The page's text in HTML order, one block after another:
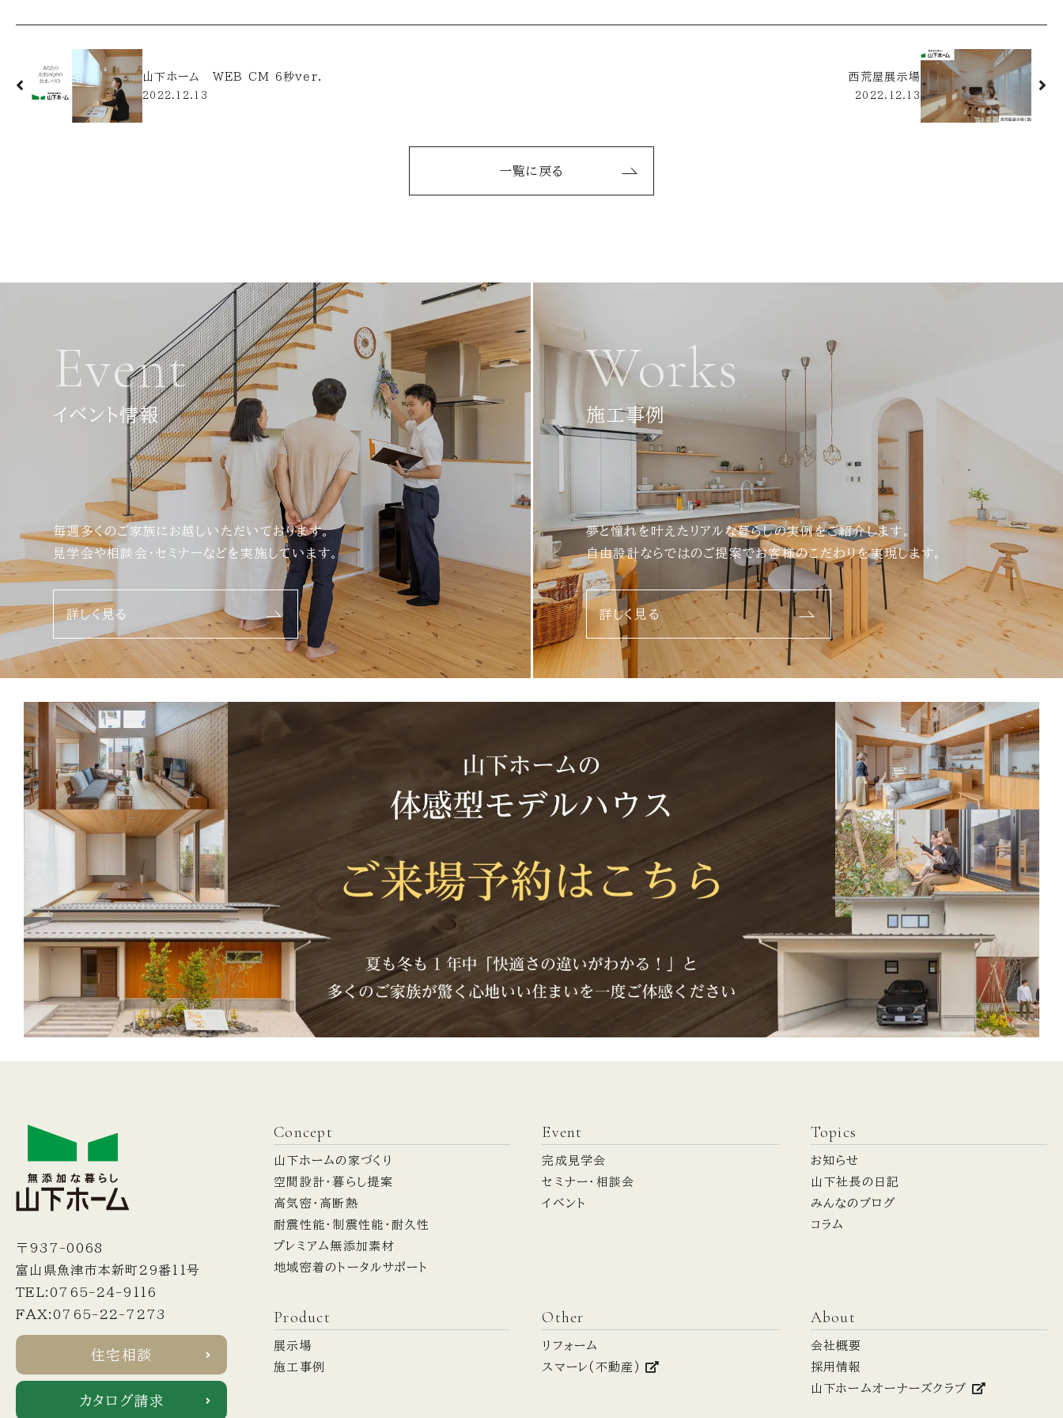
山下ホーム WEB CM 6秒ver.
2022.12.13
西荒屋展示場
2022.12.13
一覧に戻る
Event
イベント情報
毎週多くのご家族にお越しいただいております。
見学会や相談会・セミナーなどを実施しています。
詳しく見る
Works
施工事例
夢と憧れを叶えたリアルな暮らしの実例をご紹介します。
自由設計ならではのご提案でお客様のこだわりを実現します。
詳しく見る
〒937-0068
富山県魚津市本新町29番11号
TEL:0765-24-9116
FAX:0765-22-7273
住宅相談
カタログ請求
Concept
山下ホームの家づくり
空間設計・暮らし提案
高気密・高断熱
耐震性能・制震性能・耐久性
プレミアム無添加素材
地域密着のトータルサポート
Event
完成見学会
セミナー・相談会
イベント
Topics
お知らせ
山下社長の日記
みんなのブログ
コラム
Product
展示場
施工事例
Other
リフォーム
スマーレ(不動産)
About
会社概要
採用情報
山下ホームオーナーズクラブ